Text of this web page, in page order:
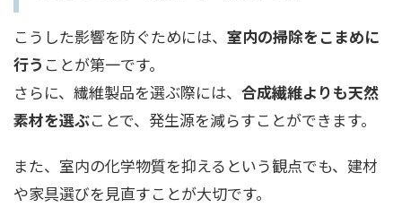
こうした影響を防ぐためには、 室内の掃除をこまめに
行う ことが第一です。
さらに、繊維製品を選ぶ際には、 合成繊維よりも天然
素材を選ぶことで、発生源を減らすことができます。
また、室内の化学物質を抑えるという観点でも、建材
や家具選びを見直すことが大切です。